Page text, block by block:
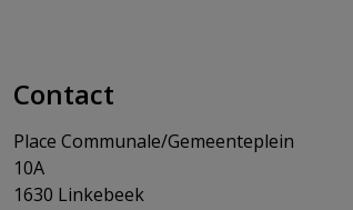
Contact
Place Communale/Gemeenteplein
10A
1630 Linkebeek